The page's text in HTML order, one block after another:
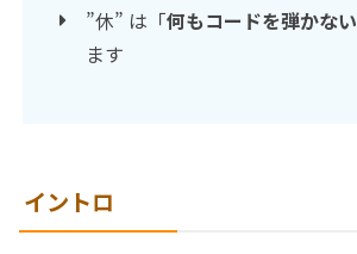
”休” は「何もコードを弾かない
ます
イントロ